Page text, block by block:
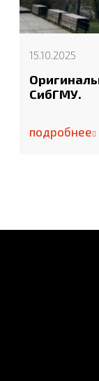
15.10.2025
СибГМУ.
подробнее